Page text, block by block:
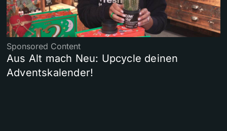
Sponsored Content
Aus Alt mach Neu: Upcycle deinen
Adventskalender!